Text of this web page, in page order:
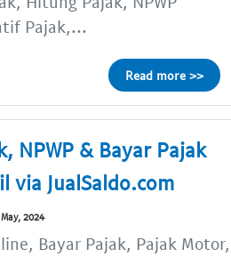
Pajak,...
Read more >>
NPWP & Bayar Pajak
via JualSaldo.com
2024
Bayar Pajak, Pajak Motor,